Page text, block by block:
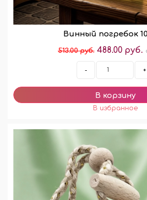
Винный погребок
513.00 руб. 488.00 руб.
- +